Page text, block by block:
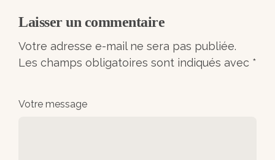
Laisser un commentaire
Votre adresse e-mail ne sera pas publiée.
Les champs obligatoires sont indiqués avec *
Votre message